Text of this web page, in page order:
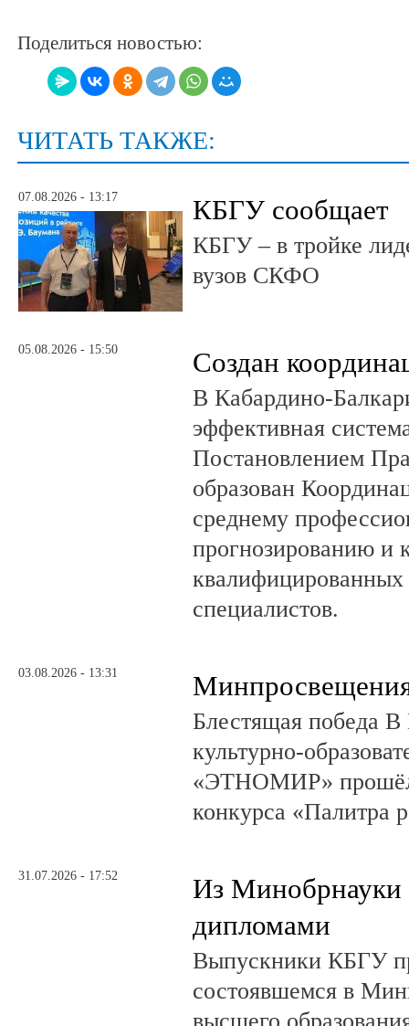
Поделиться новостью:
ЧИТАТЬ ТАКЖЕ:
07.08.2026 - 13:17 КБГУ сообщает
КБГУ – в тройке
вузов СКФО
05.08.2026 - 15:50 Создан
В Кабардино-
эффективная
Постановлением
образован
среднему
прогнозированию и
квалифицированных
специалистов.
03.08.2026 - 13:31
Блестящая победа В
культурно-
«ЭТНОМИР» прошёл
конкурса «Палитра
31.07.2026 - 17:52
Из Минобрнауки
дипломами
Выпускники КБГУ
состоявшемся в